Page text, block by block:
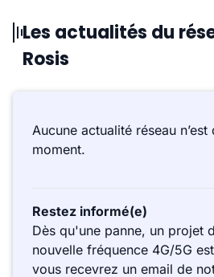
Les actualités du
Rosis
Aucune actualité réseau
moment.
Restez informé(e)
Dès qu'une panne, un projet
nouvelle fréquence 4G/5G
vous recevrez un email de